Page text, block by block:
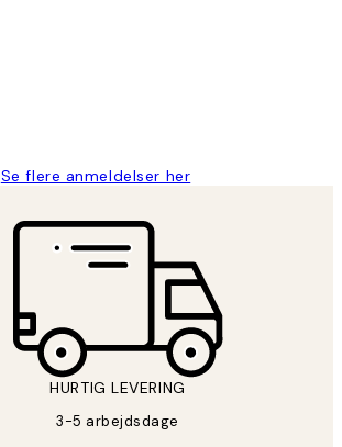
Se flere anmeldelser her
HURTIG LEVERING
3-5 arbejdsdage